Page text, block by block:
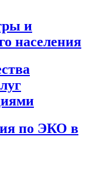
и
населения
по ЭКО в